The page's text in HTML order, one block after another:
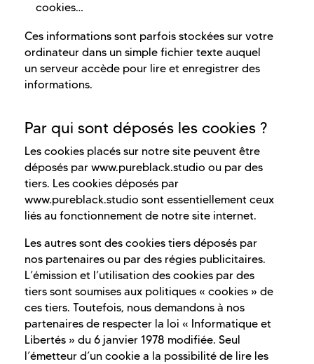
cookies…
Ces informations sont parfois stockées sur votre
ordinateur dans un simple fichier texte auquel
un serveur accède pour lire et enregistrer des
informations.
Par qui sont déposés les cookies ?
Les cookies placés sur notre site peuvent être
déposés par www.pureblack.studio ou par des
tiers. Les cookies déposés par
www.pureblack.studio sont essentiellement ceux
liés au fonctionnement de notre site internet.
Les autres sont des cookies tiers déposés par
nos partenaires ou par des régies publicitaires.
L’émission et l’utilisation des cookies par des
tiers sont soumises aux politiques « cookies » de
ces tiers. Toutefois, nous demandons à nos
partenaires de respecter la loi « Informatique et
Libertés » du 6 janvier 1978 modifiée. Seul
l’émetteur d’un cookie a la possibilité de lire les